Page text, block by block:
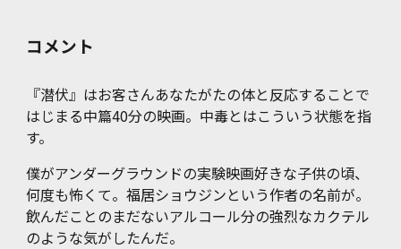
コメント
『潜伏』はお客さんあなたがたの体と反応することで
はじまる中篇40分の映画。中毒とはこういう状態を指
す。
僕がアンダーグラウンドの実験映画好きな子供の頃、
何度も怖くて。福居ショウジンという作者の名前が。
飲んだことのまだないアルコール分の強烈なカクテル
のような気がしたんだ。